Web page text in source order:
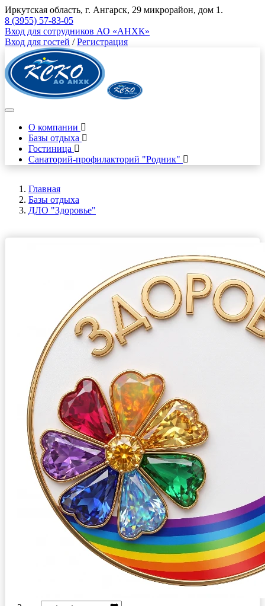
Иркутская область, г. Ангарск, 29 микрорайон, дом 1.
8 (3955) 57-83-05
Вход для сотрудников АО «АНХК»
Вход для гостей /Регистрация
О компании
Базы отдыха
Гостиница
Санаторий-профилакторий "Родник"
Главная
Базы отдыха
ДЛО "Здоровье"